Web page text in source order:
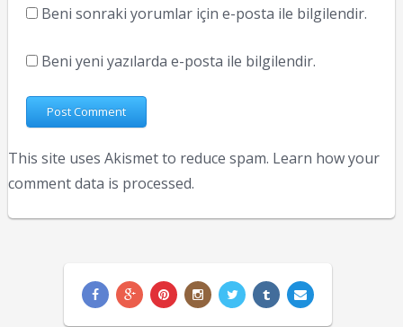
Beni sonraki yorumlar için e-posta ile bilgilendir.
Beni yeni yazılarda e-posta ile bilgilendir.
This site uses Akismet to reduce spam. Learn how your
comment data is processed.